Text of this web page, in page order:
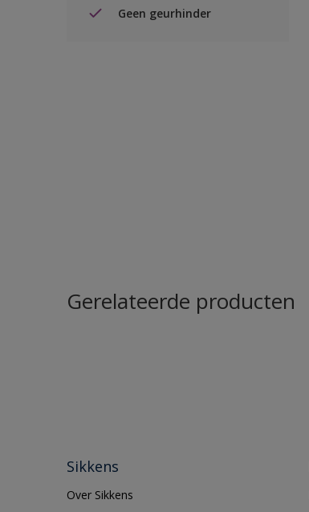
Geen geurhinder
Gerelateerde producten
Sikkens
Over Sikkens